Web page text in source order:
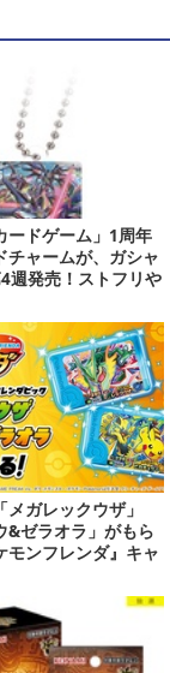
ードゲーム」1周年
チャームが、ガシャ
週発売！ストフリや
ラ・ヤマトなど全2
ガレックウザ」
&ゼラオラ」がもら
モンフレンダ』キャ
11日開始